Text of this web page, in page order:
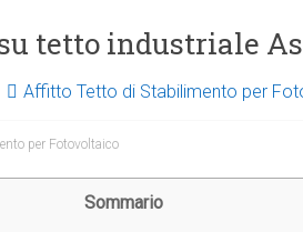
tetto industriale
Affitto Tetto di Stabilimento per
per Fotovoltaico
Sommario